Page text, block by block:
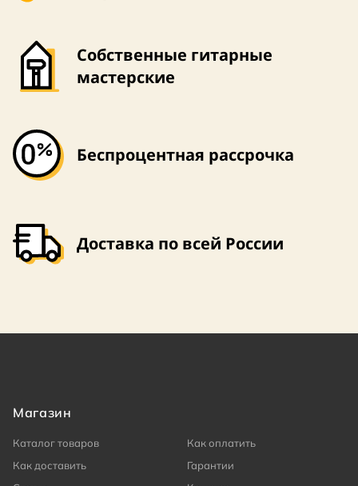
Собственные гитарные
мастерские
Беспроцентная рассрочка
Доставка по всей России
Магазин
Каталог товаров
Как оплатить
Как доставить
Гарантии